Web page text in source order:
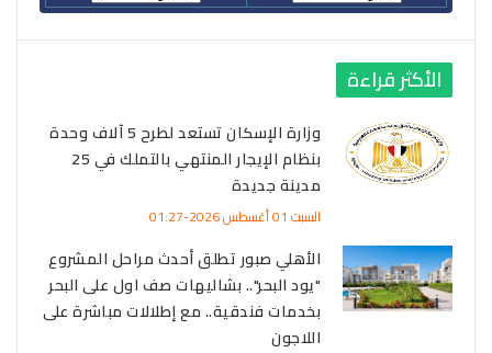
الأكثر قراءة
وزارة الإسكان تستعد لطرح 5 آلاف وحدة
بنظام الإيجار المنتهي بالتملك في 25
مدينة جديدة
السبت 01 أغسطس 2026-01:27
الأهلي صبور تطلق أحدث مراحل المشروع
"يود البحر".. بشاليهات صف اول على البحر
بخدمات فندقية.. مع إطلالات مباشرة على
اللاجون